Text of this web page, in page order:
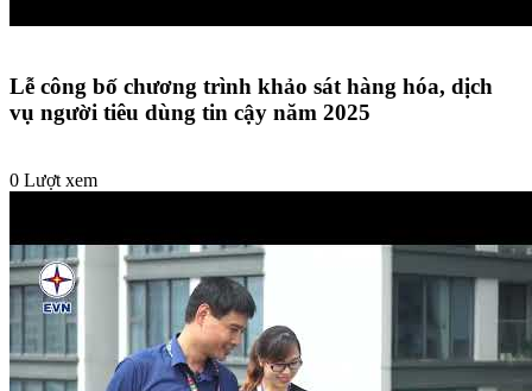
Lễ công bố chương trình khảo sát hàng hóa, dịch
vụ người tiêu dùng tin cậy năm 2025
0 Lượt xem